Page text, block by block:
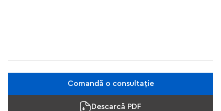
Comandă o consultație
Descarcă PDF